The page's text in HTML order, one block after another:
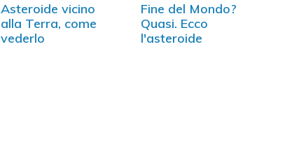
Asteroide vicino
alla Terra, come
vederlo
Fine del Mondo?
Quasi. Ecco
l'asteroide